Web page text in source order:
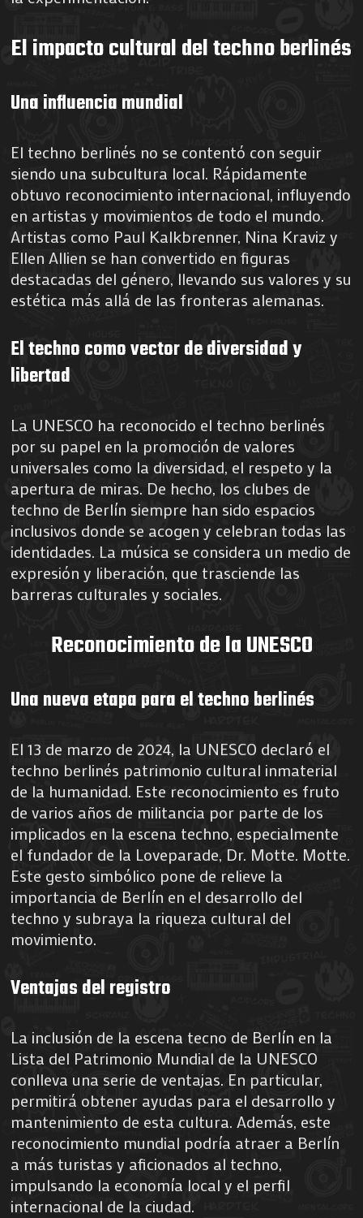
El impacto cultural del techno berlinés
Una influencia mundial
El techno berlinés no se contentó con seguir
siendo una subcultura local. Rápidamente
obtuvo reconocimiento internacional, influyendo
en artistas y movimientos de todo el mundo.
Artistas como Paul Kalkbrenner, Nina Kraviz y
Ellen Allien se han convertido en figuras
destacadas del género, llevando sus valores y su
estética más allá de las fronteras alemanas.
El techno como vector de diversidad y
libertad
La UNESCO ha reconocido el techno berlinés
por su papel en la promoción de valores
universales como la diversidad, el respeto y la
apertura de miras. De hecho, los clubes de
techno de Berlín siempre han sido espacios
inclusivos donde se acogen y celebran todas las
identidades. La música se considera un medio de
expresión y liberación, que trasciende las
barreras culturales y sociales.
Reconocimiento de la UNESCO
Una nueva etapa para el techno berlinés
El 13 de marzo de 2024, la UNESCO declaró el
techno berlinés patrimonio cultural inmaterial
de la humanidad. Este reconocimiento es fruto
de varios años de militancia por parte de los
implicados en la escena techno, especialmente
el fundador de la Loveparade, Dr. Motte. Motte.
Este gesto simbólico pone de relieve la
importancia de Berlín en el desarrollo del
techno y subraya la riqueza cultural del
movimiento.
Ventajas del registro
La inclusión de la escena tecno de Berlín en la
Lista del Patrimonio Mundial de la UNESCO
conlleva una serie de ventajas. En particular,
permitirá obtener ayudas para el desarrollo y
mantenimiento de esta cultura. Además, este
reconocimiento mundial podría atraer a Berlín
a más turistas y aficionados al techno,
impulsando la economía local y el perfil
internacional de la ciudad.